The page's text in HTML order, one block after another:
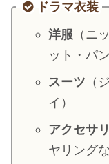
・田中圭
女子アナ衣装
バラエティ番
ドラマ衣装
洋服 （ニ
ット・パ
スーツ （
イ）
アクセサ
ヤリングな